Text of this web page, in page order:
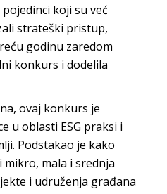
koji su već
strateški pristup,
godinu zaredom
konkurs i dodelila
ovaj konkurs je
u oblasti ESG praksi i
Podstakao je kako
mala i srednja
i udruženja građana